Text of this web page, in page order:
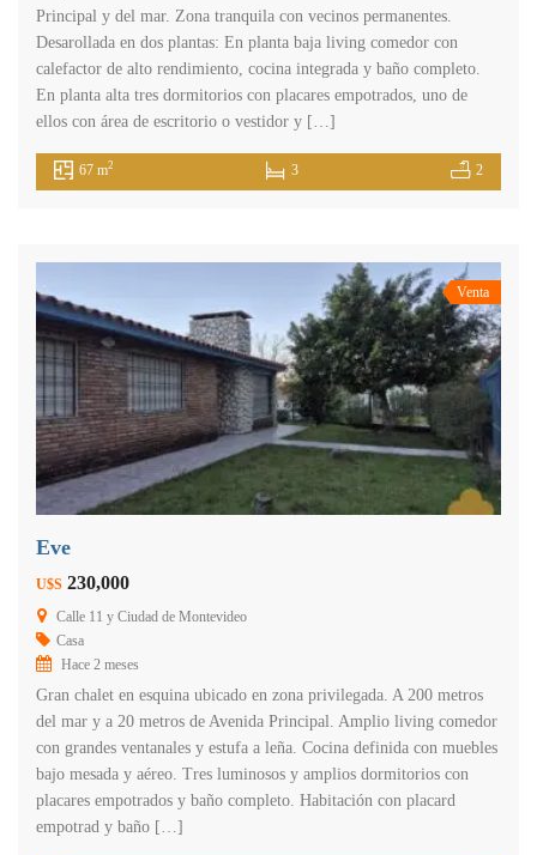
Principal y del mar. Zona tranquila con vecinos permanentes.
Desarollada en dos plantas: En planta baja living comedor con
calefactor de alto rendimiento, cocina integrada y baño completo.
En planta alta tres dormitorios con placares empotrados, uno de
ellos con área de escritorio o vestidor y […]
67 m2 3 2
Venta
Eve
U$S 230,000
Calle 11 y Ciudad de Montevideo
Casa
Hace 2 meses
Gran chalet en esquina ubicado en zona privilegada. A 200 metros
del mar y a 20 metros de Avenida Principal. Amplio living comedor
con grandes ventanales y estufa a leña. Cocina definida con muebles
bajo mesada y aéreo. Tres luminosos y amplios dormitorios con
placares empotrados y baño completo. Habitación con placard
empotrad y baño […]